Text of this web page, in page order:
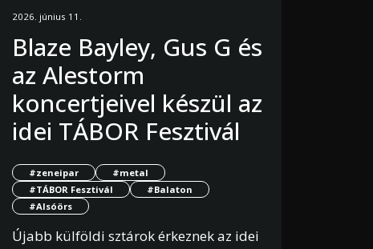
2026. június 11.
Blaze Bayley, Gus G és
az Alestorm
koncertjeivel készül az
idei TÁBOR Fesztivál
#zeneipar
#metal
#TÁBOR Fesztivál
#Balaton
#Alsóörs
Újabb külföldi sztárok érkeznek az idei